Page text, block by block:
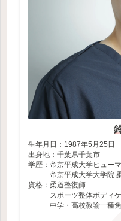
生年月日：1987年5月25日
出身地：千葉県千葉市
学歴：帝京平成大学ヒュー
帝京平成大学大学院 柔
資格：柔道整復師
スポーツ整体ボディケ
中学・高校教諭一種免